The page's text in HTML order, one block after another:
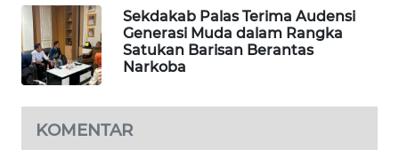
Sekdakab Palas Terima Audensi
Generasi Muda dalam Rangka
Satukan Barisan Berantas
Narkoba
KOMENTAR
SITUNGIR
NEWS
SIDIKALANG
SIBARAGAS